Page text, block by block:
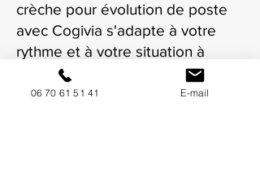
crèche pour évolution de poste
avec Cogivia s'adapte à votre
rythme et à votre situation à
Montauban.
06 70 61 51 41 E-mail